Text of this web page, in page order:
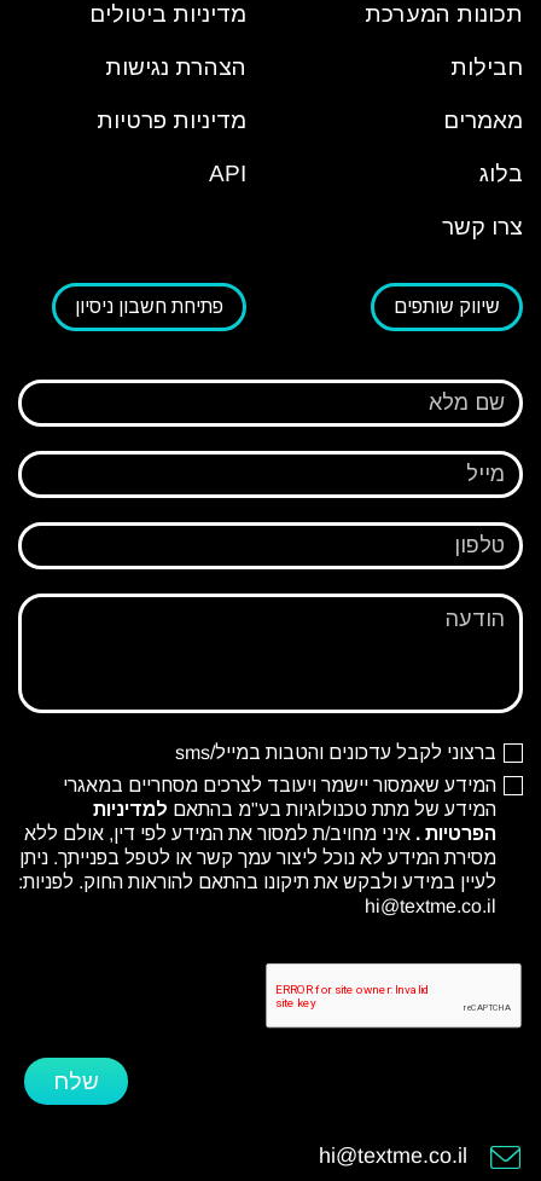
תכונות המערכת
חבילות
מאמרים
בלוג
צרו קשר
מדיניות ביטולים
הצהרת נגישות
מדיניות פרטיות
API
פתיחת חשבון ניסיון שיווק שותפים
שם מלא
מייל
טלפון
הודעה
ברצוני לקבל עדכונים והטבות במייל/sms
המידע שאמסור יישמר ויעובד לצרכים מסחריים במאגרי
המידע של מתת טכנולוגיות בע"מ בהתאם למדיניות
הפרטיות . איני מחויב/ת למסור את המידע לפי דין, אולם ללא
מסירת המידע לא נוכל ליצור עמך קשר או לטפל בפנייתך. ניתן
לעיין במידע ולבקש את תיקונו בהתאם להוראות החוק. לפניות:
hi@textme.co.il
שלח
hi@textme.co.il